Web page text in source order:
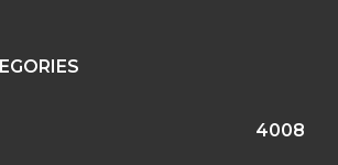
4008